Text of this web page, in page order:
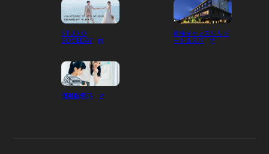
STUDIO
SOMEDAY
彦根キャッスル リゾ
ート＆スパ
個別指導ER